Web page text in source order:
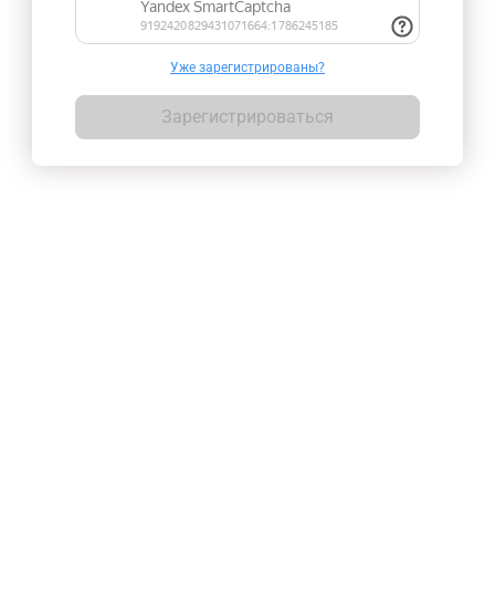
Уже зарегистрированы?
Зарегистрироваться